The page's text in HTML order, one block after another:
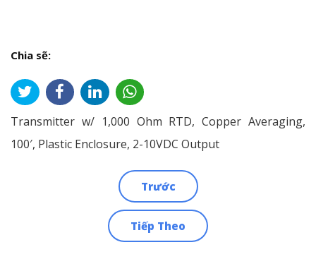
Chia sẽ:
Transmitter w/ 1,000 Ohm RTD, Copper Averaging,
100′, Plastic Enclosure, 2-10VDC Output
Trước
Tiếp Theo